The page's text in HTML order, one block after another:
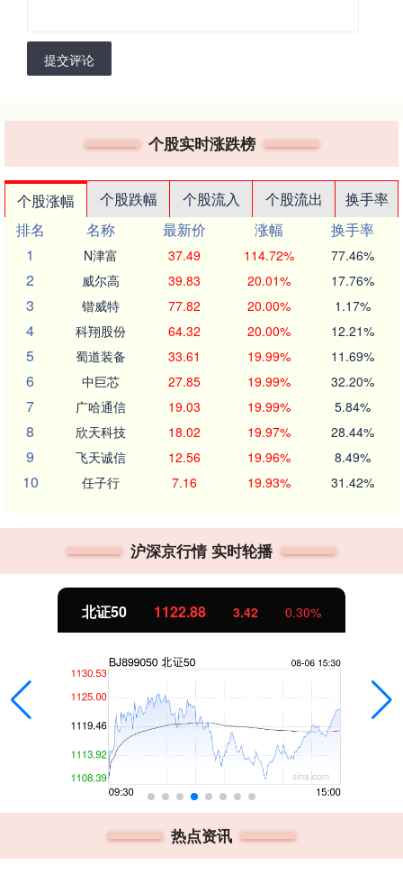
提交评论
个股实时涨跌榜
个股涨幅 个股跌幅 个股流入 个股流出
换手率
排名
名称 最新价 涨幅
换手率
1
N津富 37.49 114.72% 77.46%
2 威尔高 39.83 20.01% 17.76%
3 锴威特 77.82 20.00% 1.17%
4 科翔股份 64.32 20.00% 12.21%
5 蜀道装备 33.61 19.99% 11.69%
6 中巨芯 27.85 19.99% 32.20%
7 广哈通信 19.03 19.99% 5.84%
8 欣天科技 18.02 19.97% 28.44%
9 飞天诚信 12.56 19.96% 8.49%
10 任子行 7.16 19.93% 31.42%
沪深京行情 实时轮播
创业板指 3515.56 -19.58 -0.55%
热点资讯